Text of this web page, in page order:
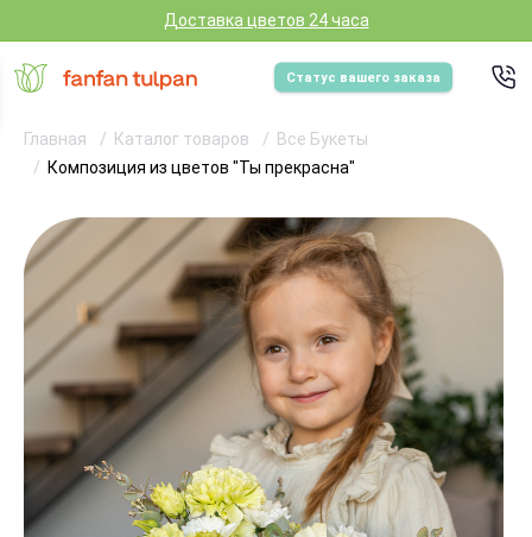
Доставка цветов 24 часа
Статус вашего заказа
Главная Каталог товаров
Все Букеты
Композиция из цветов "Ты прекрасна"